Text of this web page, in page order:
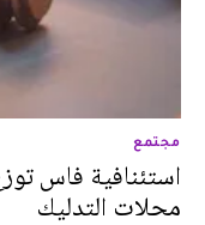
مجتمع
محلات التدليك